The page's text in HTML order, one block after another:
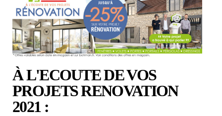
À L'ECOUTE DE VOS
PROJETS RENOVATION
2021 :